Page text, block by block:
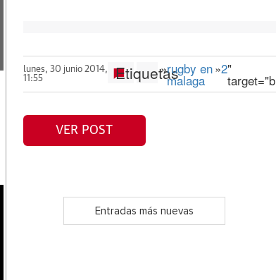
lunes, 30 junio 2014,
11:55
Etiquetas
»rugby en
malaga
»2"
VER POST
Entradas más nuevas